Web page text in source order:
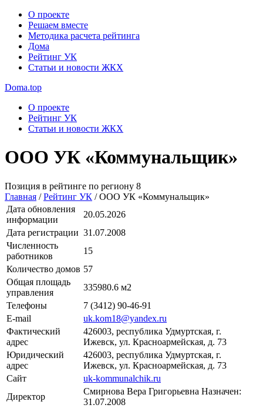
О проекте
Решаем вместе
Методика расчета рейтинга
Дома
Рейтинг УК
Статьи и новости ЖКХ
Doma.top
О проекте
Рейтинг УК
Статьи и новости ЖКХ
ООО УК «Коммунальщик»
Позиция в рейтинге по региону 8
Главная / Рейтинг УК / ООО УК «Коммунальщик»
Дата обновления
информации
20.05.2026
Дата регистрации 31.07.2008
Численность
работников
15
Количество домов 57
Общая площадь
управления
335980.6 м2
Телефоны
7 (3412) 90-46-91
E-mail
uk.kom18@yandex.ru
Фактический
адрес
426003, республика Удмуртская, г.
Ижевск, ул. Красноармейская, д. 73
Юридический
адрес
426003, республика Удмуртская, г.
Ижевск, ул. Красноармейская, д. 73
Сайт
uk-kommunalchik.ru
Директор
Смирнова Вера Григорьевна Назначен:
31.07.2008